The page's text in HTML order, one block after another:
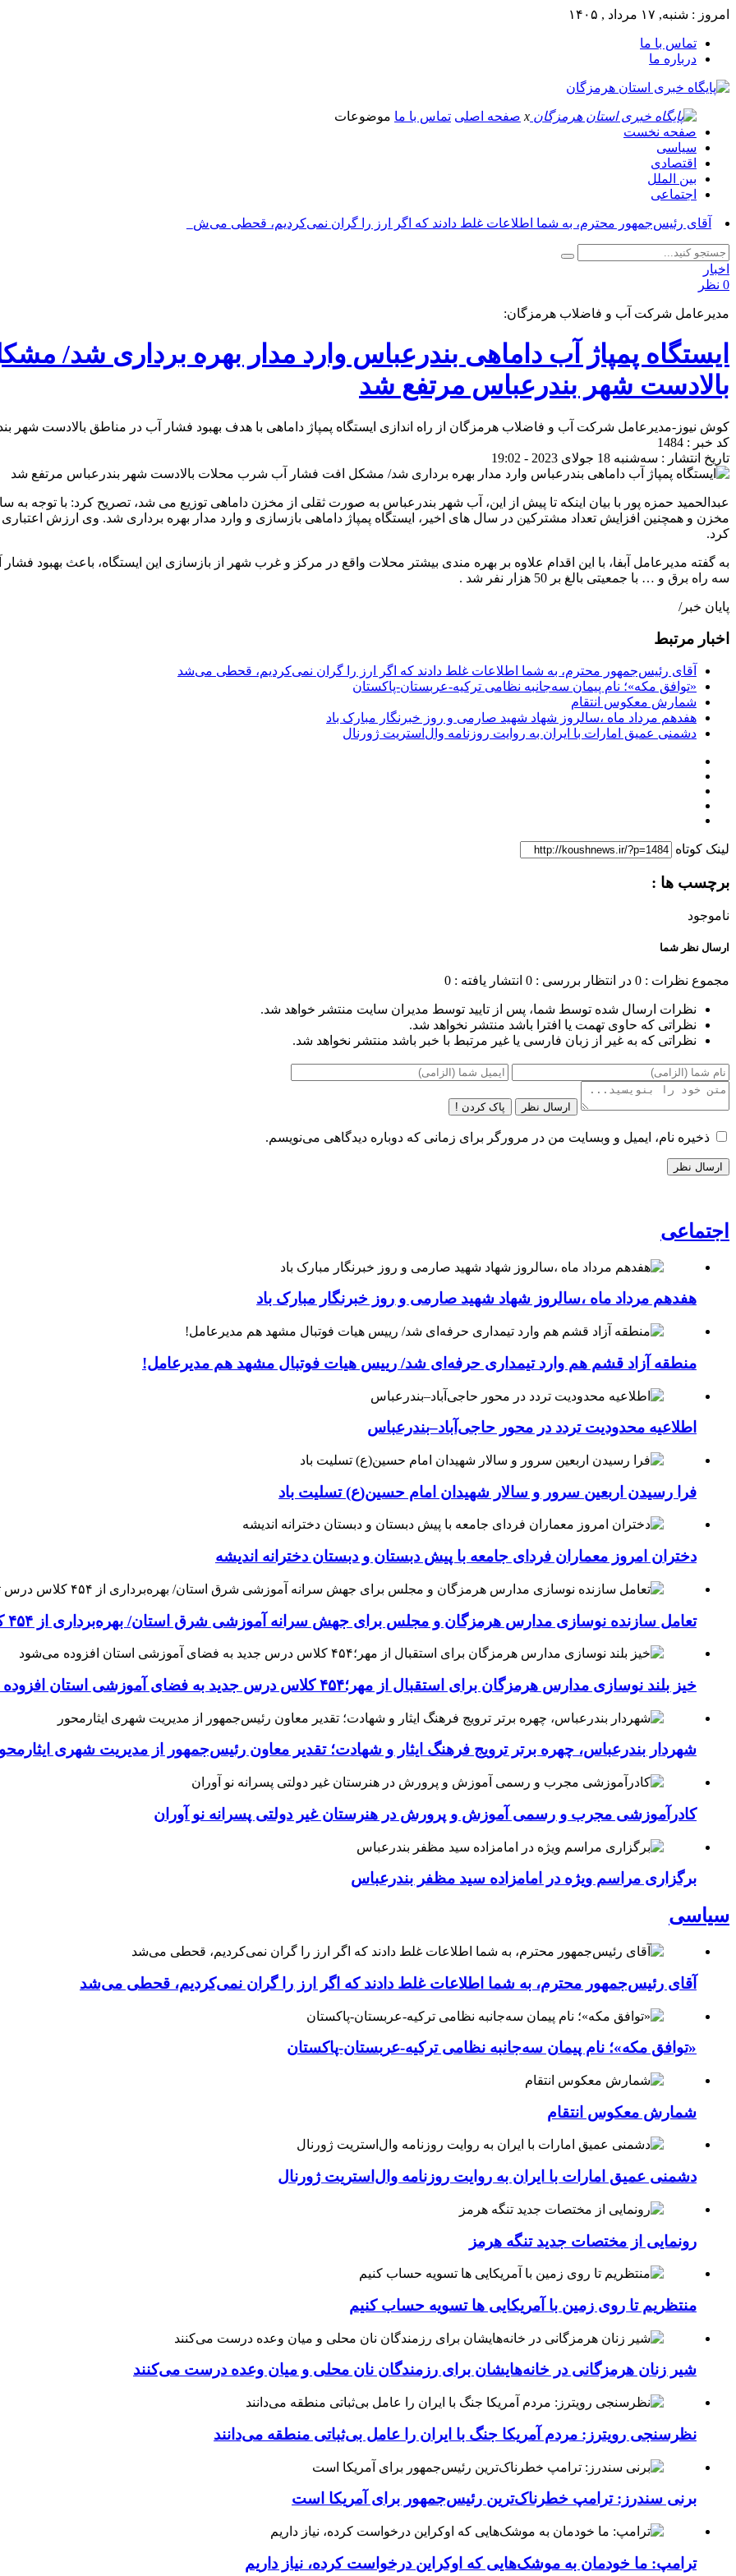
امروز : شنبه, ۱۷ مرداد , ۱۴۰۵
تماس با ما
درباره ما
x صفحه اصلی تماس با ما موضوعات
صفحه نخست
سیاسی
اقتصادی
بین الملل
اجتماعی
آقای رئیس‌جمهور محترم، به شما اطلاعات غلط دادند که اگر ارز را گران نمی‌کردیم، قحطی می‌شد_
اخبار
0 نظر
مدیرعامل شرکت آب و فاضلاب هرمزگان:
ایستگاه پمپاژ آب داماهی بندرعباس وارد مدار بهره برداری
بالادست شهر بندرعباس مرتفع شد
کوش نیوز-مدیرعامل شرکت آب و فاضلاب هرمزگان از راه اندازی ایستگاه پمپاژ داماهی با هدف بهبود فشار آب در مناطق بالادست شهر
کد خبر : 1484
تاریخ انتشار : سه‌شنبه 18 جولای 2023 - 19:02
عبدالحمید حمزه پور با بیان اینکه تا پیش از این، آب شهر بندرعباس به صورت ثقلی از مخزن داماهی توزیع می شد، تصریح کرد: با توجه
کرد.
به گفته مدیرعامل آبفا، با این اقدام علاوه بر بهره مندی بیشتر محلات واقع در مرکز و غرب شهر از بازسازی این ایستگاه، باعث بهبود
سه راه برق و … با جمعیتی بالغ بر 50 هزار نفر شد .
پایان خبر/
اخبار مرتبط
آقای رئیس‌جمهور محترم، به شما اطلاعات غلط دادند که اگر ارز را گران نمی‌کردیم، قحطی می‌شد
«توافق مکه»؛ نام پیمان سه‌جانبه نظامی ترکیه-عربستان-پاکستان
شمارش معکوس انتقام
هفدهم مرداد ماه ،سالروز شهاد شهید صارمی و روز خبرنگار مبارک باد
دشمنی عمیق امارات با ایران به روایت روزنامه وال‌استریت ژورنال
لینک کوتاه
برچسب ها :
ناموجود
ارسال نظر شما
مجموع نظرات : 0 در انتظار بررسی : 0 انتشار یافته : 0
نظرات ارسال شده توسط شما، پس از تایید توسط مدیران سایت منتشر خواهد شد.
نظراتی که حاوی تهمت یا افترا باشد منتشر نخواهد شد.
نظراتی که به غیر از زبان فارسی یا غیر مرتبط با خبر باشد منتشر نخواهد شد.
ارسال نظر پاک کردن !
ذخیره نام، ایمیل و وبسایت من در مرورگر برای زمانی که دوباره دیدگاهی می‌نویسم.
اجتماعی
هفدهم مرداد ماه ،سالروز شهاد شهید صارمی و روز خبرنگار مبارک باد
منطقه آزاد قشم هم وارد تیمداری حرفه‌ای شد/ رییس هیات فوتبال مشهد هم مدیرعامل!
اطلاعیه محدودیت تردد در محور حاجی‌آباد–بندرعباس
فرا رسیدن اربعین سرور و سالار شهیدان امام حسین(ع) تسلیت باد
دختران امروز معماران فردای جامعه با پیش دبستان و دبستان دخترانه اندیشه
تعامل سازنده نوسازی مدارس هرمزگان و مجلس برای جهش سرانه آموزشی شرق استان/ بهره‌برداری از ۴۵۴ کلاس درس تا مهرماه
خیز بلند نوسازی مدارس هرمزگان برای استقبال از مهر؛۴۵۴ کلاس درس جدید به فضای آموزشی استان افزوده می‌شود
شهردار بندرعباس، چهره برتر ترویج فرهنگ ایثار و شهادت؛ تقدیر معاون رئیس‌جمهور از مدیریت شهری
کادرآموزشی مجرب و رسمی آموزش و پرورش در هنرستان غیر دولتی پسرانه نو آوران
برگزاری مراسم ویژه در امامزاده سید مظفر بندرعباس
سیاسی
آقای رئیس‌جمهور محترم، به شما اطلاعات غلط دادند که اگر ارز را گران نمی‌کردیم، قحطی می‌شد
«توافق مکه»؛ نام پیمان سه‌جانبه نظامی ترکیه-عربستان-پاکستان
شمارش معکوس انتقام
دشمنی عمیق امارات با ایران به روایت روزنامه وال‌استریت ژورنال
رونمایی از مختصات جدید تنگه هرمز
منتظریم تا روی زمین با آمریکایی ها تسویه حساب کنیم
شیر زنان هرمزگانی در خانه‌هایشان برای رزمندگان نان محلی و میان وعده درست می‌کنند
نظرسنجی رویترز: مردم آمریکا جنگ با ایران را عامل بی‌ثباتی منطقه می‌دانند
برنی سندرز: ترامپ خطرناک‌ترین رئیس‌جمهور برای آمریکا است
ترامپ: ما خودمان به موشک‌هایی که اوکراین درخواست کرده، نیاز داریم